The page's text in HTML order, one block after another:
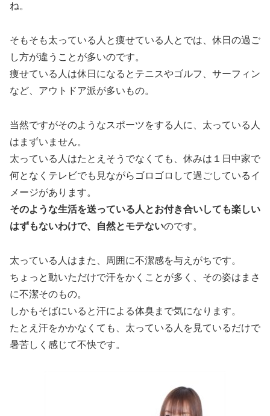
ね。
そもそも太っている人と痩せている人とでは、休日の過ご
し方が違うことが多いのです。
痩せている人は休日になるとテニスやゴルフ、サーフィン
など、アウトドア派が多いもの。
当然ですがそのようなスポーツをする人に、太っている人
はまずいません。
太っている人はたとえそうでなくても、休みは１日中家で
何となくテレビでも見ながらゴロゴロして過ごしているイ
メージがあります。
そのような生活を送っている人とお付き合いしても楽しい
はずもないわけで、自然とモテないのです。
太っている人はまた、 周囲に不潔感を与えがちです。
ちょっと動いただけで汗をかくことが多く、その姿はまさ
に不潔そのもの。
しかもそばにいると汗による体臭まで気になります。
たとえ汗をかかなくても、太っている人を見ているだけで
暑苦しく感じて不快です。